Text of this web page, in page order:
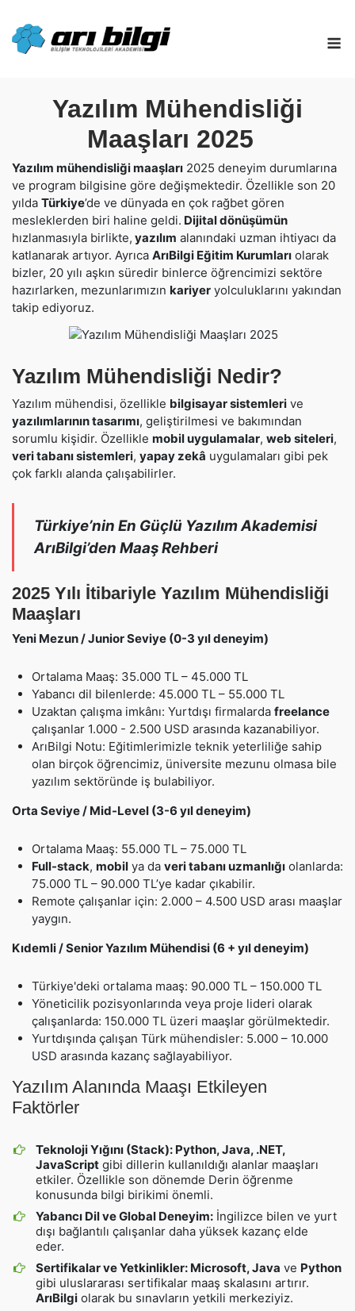
content
Yazılım Mühendisliği
Maaşları 2025
Yazılım mühendisliği maaşları 2025 deneyim durumlarına
ve program bilgisine göre değişmektedir. Özellikle son 20
yılda Türkiye’de ve dünyada en çok rağbet gören
mesleklerden biri haline geldi. Dijital dönüşümün
hızlanmasıyla birlikte, yazılım alanındaki uzman ihtiyacı da
katlanarak artıyor. Ayrıca ArıBilgi Eğitim Kurumları olarak
bizler, 20 yılı aşkın süredir binlerce öğrencimizi sektöre
hazırlarken, mezunlarımızın kariyer yolculuklarını yakından
takip ediyoruz.
Yazılım Mühendisliği Nedir?
Yazılım mühendisi, özellikle bilgisayar sistemleri ve
yazılımlarının tasarımı, geliştirilmesi ve bakımından
sorumlu kişidir. Özellikle mobil uygulamalar, web siteleri,
veri tabanı sistemleri, yapay zekâ uygulamaları gibi pek
çok farklı alanda çalışabilirler.
Türkiye’nin En Güçlü Yazılım Akademisi
ArıBilgi’den Maaş Rehberi
2025 Yılı İtibariyle Yazılım Mühendisliği
Maaşları
Yeni Mezun / Junior Seviye (0-3 yıl deneyim)
Ortalama Maaş: 35.000 TL – 45.000 TL
Yabancı dil bilenlerde: 45.000 TL – 55.000 TL
Uzaktan çalışma imkânı: Yurtdışı firmalarda freelance
çalışanlar 1.000 - 2.500 USD arasında kazanabiliyor.
ArıBilgi Notu: Eğitimlerimizle teknik yeterliliğe sahip
olan birçok öğrencimiz, üniversite mezunu olmasa bile
yazılım sektöründe iş bulabiliyor.
Orta Seviye / Mid-Level (3-6 yıl deneyim)
Ortalama Maaş: 55.000 TL – 75.000 TL
Full-stack, mobil ya da veri tabanı uzmanlığı olanlarda:
75.000 TL – 90.000 TL’ye kadar çıkabilir.
Remote çalışanlar için: 2.000 – 4.500 USD arası maaşlar
yaygın.
Kıdemli / Senior Yazılım Mühendisi (6 + yıl deneyim)
Türkiye'deki ortalama maaş: 90.000 TL – 150.000 TL
Yöneticilik pozisyonlarında veya proje lideri olarak
çalışanlarda: 150.000 TL üzeri maaşlar görülmektedir.
Yurtdışında çalışan Türk mühendisler: 5.000 – 10.000
USD arasında kazanç sağlayabiliyor.
Yazılım Alanında Maaşı Etkileyen
Faktörler
Teknoloji Yığını (Stack): Python, Java, .NET,
JavaScript gibi dillerin kullanıldığı alanlar maaşları
etkiler. Özellikle son dönemde Derin öğrenme
konusunda bilgi birikimi önemli.
Yabancı Dil ve Global Deneyim: İngilizce bilen ve yurt
dışı bağlantılı çalışanlar daha yüksek kazanç elde
eder.
Sertifikalar ve Yetkinlikler: Microsoft, Java ve Python
gibi uluslararası sertifikalar maaş skalasını artırır.
ArıBilgi olarak bu sınavların yetkili merkeziyiz.